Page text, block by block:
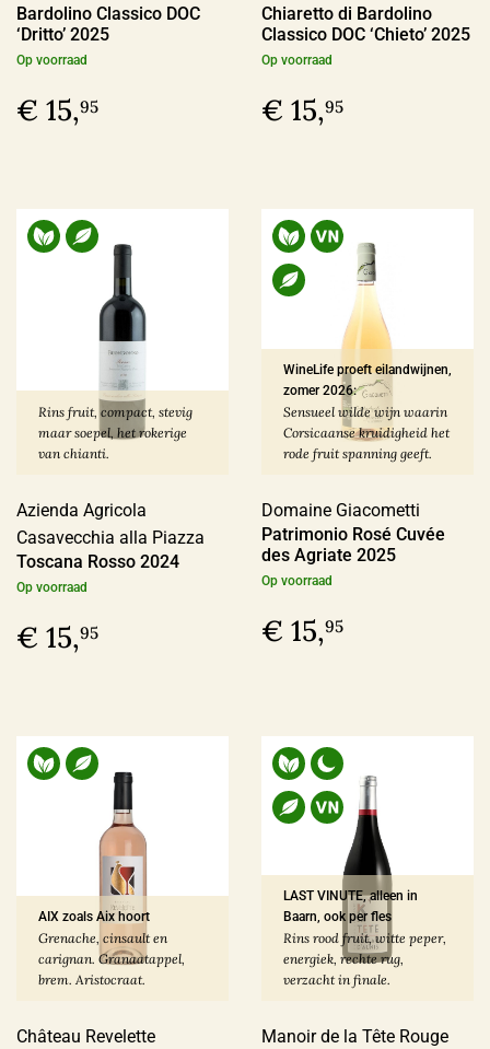
Bardolino Classico DOC
‘Dritto’ 2025
Op voorraad
€ 15,95
Chiaretto di Bardolino
Classico DOC ‘Chieto’ 2025
Op voorraad
€ 15,95
Rins fruit, compact, stevig
maar soepel, het rokerige
van chianti.
Azienda Agricola
Casavecchia alla Piazza
Toscana Rosso 2024
Op voorraad
€ 15,95
WineLife proeft eilandwijnen,
zomer 2026:
Sensueel wilde wijn waarin
Corsicaanse kruidigheid het
rode fruit spanning geeft.
Domaine Giacometti
Patrimonio Rosé Cuvée
des Agriate 2025
Op voorraad
€ 15,95
AIX zoals Aix hoort
Grenache, cinsault en
carignan. Granaatappel,
brem. Aristocraat.
Château Revelette
LAST VINUTE, alleen in
Baarn, ook per fles
Rins rood fruit, witte peper,
energiek, rechte rug,
verzacht in finale.
Manoir de la Tête Rouge